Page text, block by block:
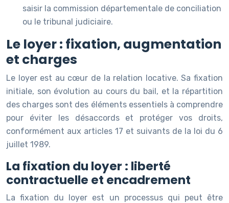
saisir la commission départementale de conciliation
ou le tribunal judiciaire.
Le loyer : fixation, augmentation
et charges
Le loyer est au cœur de la relation locative. Sa fixation
initiale, son évolution au cours du bail, et la répartition
des charges sont des éléments essentiels à comprendre
pour éviter les désaccords et protéger vos droits,
conformément aux articles 17 et suivants de la loi du 6
juillet 1989.
La fixation du loyer : liberté
contractuelle et encadrement
La fixation du loyer est un processus qui peut être